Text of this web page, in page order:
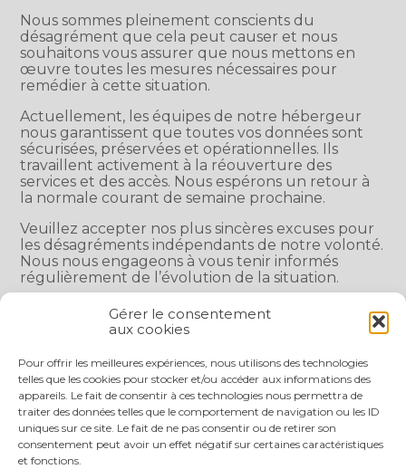
Gérer le consentement
aux cookies
Pour offrir les meilleures expériences, nous utilisons des technologies
telles que les cookies pour stocker et/ou accéder aux informations des
appareils. Le fait de consentir à ces technologies nous permettra de
traiter des données telles que le comportement de navigation ou les ID
uniques sur ce site. Le fait de ne pas consentir ou de retirer son
consentement peut avoir un effet négatif sur certaines caractéristiques
et fonctions.
Nous sommes pleinement conscients du
désagrément que cela peut causer et nous
souhaitons vous assurer que nous mettons en
œuvre toutes les mesures nécessaires pour
remédier à cette situation.
Actuellement, les équipes de notre hébergeur
nous garantissent que toutes vos données sont
sécurisées, préservées et opérationnelles. Ils
travaillent activement à la réouverture des
services et des accès. Nous espérons un retour à
la normale courant de semaine prochaine.
Veuillez accepter nos plus sincères excuses pour
les désagréments indépendants de notre volonté.
Nous nous engageons à vous tenir informés
régulièrement de l’évolution de la situation.
FaceBook
TwitterLinkedIn